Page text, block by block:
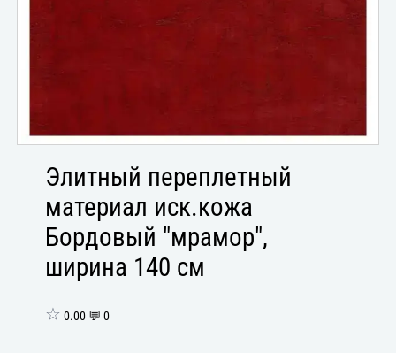
Элитный переплетный
материал иск.кожа
Бордовый "мрамор",
ширина 140 см
☆ 0.00 💬 0